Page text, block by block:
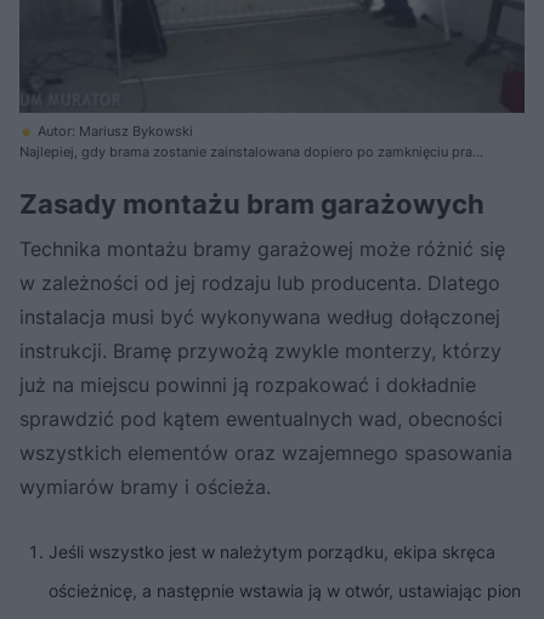
Autor: Mariusz Bykowski
Najlepiej, gdy brama zostanie zainstalowana dopiero po zamknięciu prac
konstrukcyjnych ościeżnicy, dostęp do niektórych miejsc może być
bowiem znacznie utrudniony.
Zasady montażu bram garażowych
Technika montażu bramy garażowej może różnić się
w zależności od jej rodzaju lub producenta. Dlatego
instalacja musi być wykonywana według dołączonej
instrukcji. Bramę przywożą zwykle monterzy, którzy
już na miejscu powinni ją rozpakować i dokładnie
sprawdzić pod kątem ewentualnych wad, obecności
wszystkich elementów oraz wzajemnego spasowania
wymiarów bramy i ościeża.
Jeśli wszystko jest w należytym porządku, ekipa skręca
ościeżnicę, a następnie wstawia ją w otwór, ustawiając pion